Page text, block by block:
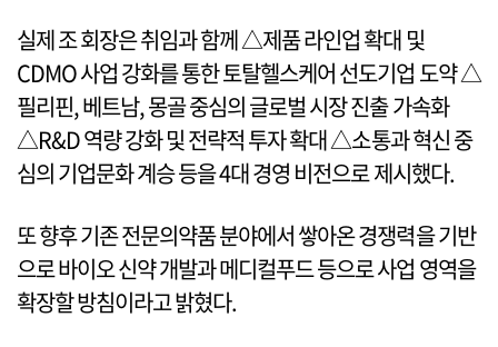
실제 조 회장은 취임과 함께 △제품 라인업 확대 및
CDMO 사업 강화를 통한 토탈헬스케어 선도기업 도약 △
필리핀, 베트남, 몽골 중심의 글로벌 시장 진출 가속화
△R&D 역량 강화 및 전략적 투자 확대 △소통과 혁신 중
심의 기업문화 계승 등을 4대 경영 비전으로 제시했다.
또 향후 기존 전문의약품 분야에서 쌓아온 경쟁력을 기반
으로 바이오 신약 개발과 메디컬푸드 등으로 사업 영역을
확장할 방침이라고 밝혔다.